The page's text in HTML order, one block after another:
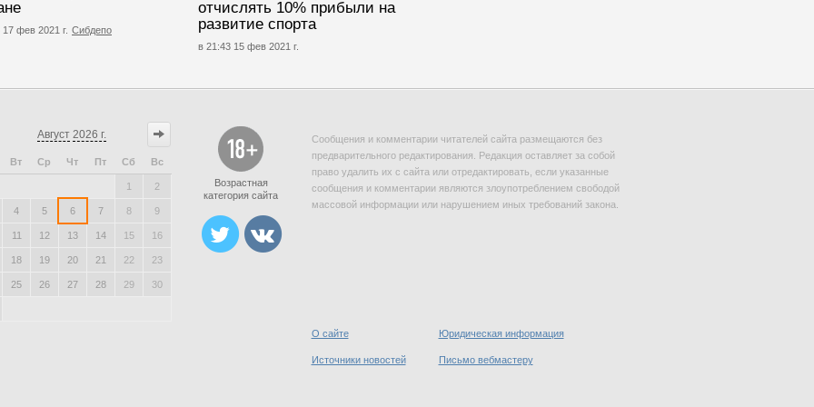
17 фев 2021 г. Сибдепо
отчислять 10% прибыли на
развитие спорта
в 21:43 15 фев 2021 г.
Август 2026 г.
Вт Ср Чт Пт Сб Вс
1 2
4 5 6 7 8 9
11 12 13 14 15 16
18 19 20 21 22 23
25 26 27 28 29 30
Возрастная
категория сайта
Сообщения и комментарии читателей сайта размещаются без
предварительного редактирования. Редакция оставляет за собой
право удалить их с сайта или отредактировать, если указанные
сообщения и комментарии являются злоупотреблением свободой
массовой информации или нарушением иных требований закона.
О сайте Юридическая информация
Источники новостей Письмо вебмастеру